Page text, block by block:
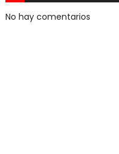
No hay comentarios